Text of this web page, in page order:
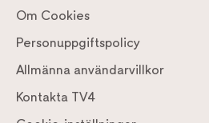
Om Cookies
Personuppgiftspolicy
Allmänna användarvillkor
Kontakta TV4